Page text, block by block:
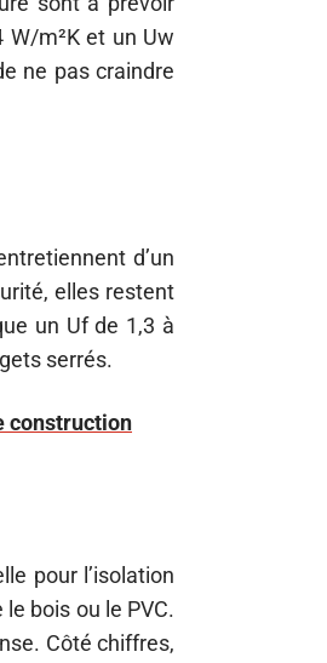
W/m²K et un Uw
ne pas craindre
d’un
elles restent
un Uf de 1,3 à
serrés.
construction
pour l’isolation
bois ou le PVC.
Côté chiffres,